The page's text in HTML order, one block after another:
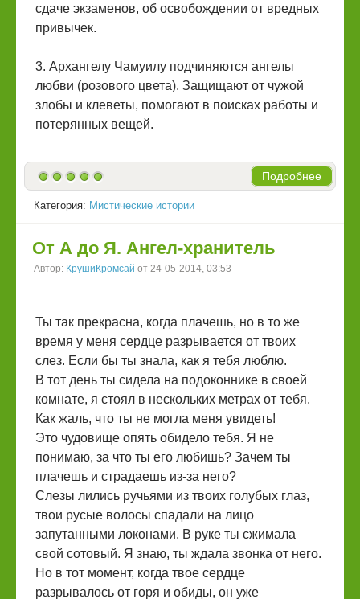
сдаче экзаменов, об освобождении от вредных
привычек.
3. Архангелу Чамуилу подчиняются ангелы
любви (розового цвета). Защищают от чужой
злобы и клеветы, помогают в поисках работы и
потерянных вещей.
Подробнее
Категория: Мистические истории
От А до Я. Ангел-хранитель
Автор: КрушиКромсай от 24-05-2014, 03:53
Ты так прекрасна, когда плачешь, но в то же
время у меня сердце разрывается от твоих
слез. Если бы ты знала, как я тебя люблю.
В тот день ты сидела на подоконнике в своей
комнате, я стоял в нескольких метрах от тебя.
Как жаль, что ты не могла меня увидеть!
Это чудовище опять обидело тебя. Я не
понимаю, за что ты его любишь? Зачем ты
плачешь и страдаешь из-за него?
Слезы лились ручьями из твоих голубых глаз,
твои русые волосы спадали на лицо
запутанными локонами. В руке ты сжимала
свой сотовый. Я знаю, ты ждала звонка от него.
Но в тот момент, когда твое сердце
разрывалось от горя и обиды, он уже